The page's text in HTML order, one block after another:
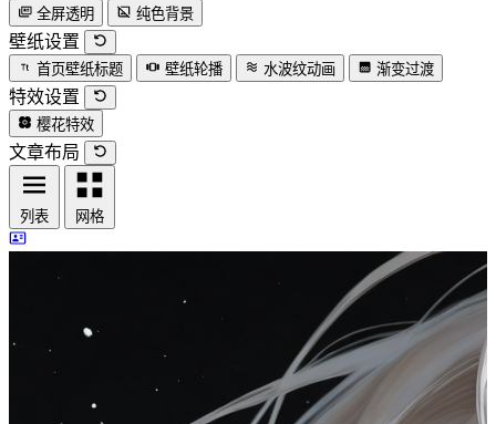
全屏透明
纯色背景
壁纸设置
首页壁纸标题 壁纸轮播 水波纹动画 渐变过渡
特效设置
樱花特效
文章布局
列表 网格